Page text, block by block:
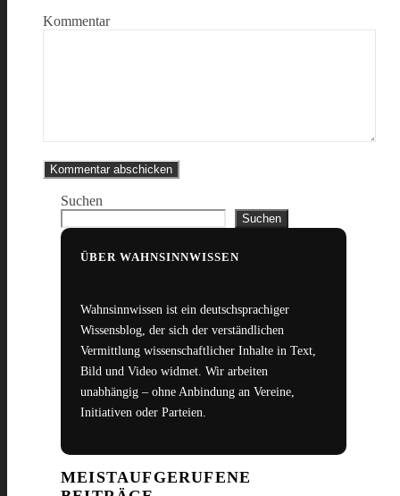
Kommentar
Suchen
Suchen
ÜBER WAHNSINNWISSEN
Wahnsinnwissen ist ein deutschsprachiger
Wissensblog, der sich der verständlichen
Vermittlung wissenschaftlicher Inhalte in Text,
Bild und Video widmet. Wir arbeiten
unabhängig – ohne Anbindung an Vereine,
Initiativen oder Parteien.
MEISTAUFGERUFENE